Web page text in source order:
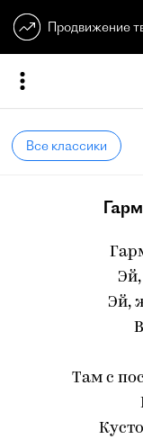
Продвижение
Все классики
Эй,
Там с